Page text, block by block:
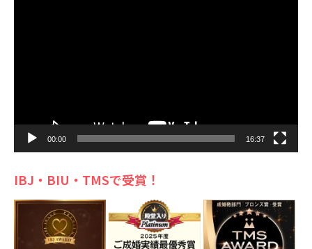
00:00 16:37
IBJ・BIU・TMSで受賞！